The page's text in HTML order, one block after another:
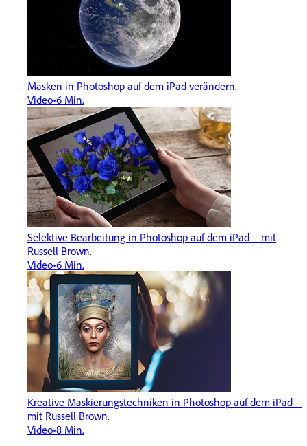
Masken in Photoshop auf dem iPad verändern.
Video 6 Min.
Selektive Bearbeitung in Photoshop auf dem iPad – mit
Russell Brown.
Video 6 Min.
Kreative Maskierungstechniken in Photoshop auf dem iPad –
mit Russell Brown.
Video 8 Min.